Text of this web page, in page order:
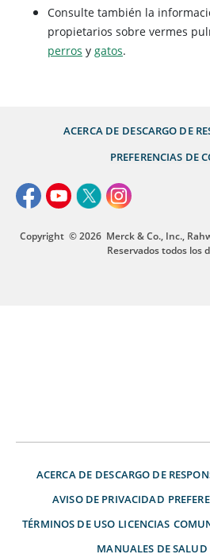
Consulte también la
propietarios sobre vermes
perros y gatos.
ACERCA DE DESCARGO DE
PREFERENCIAS DE
Copyright © 2026 Merck & Co., Inc.,
Reservados todos los
ACERCA DE DESCARGO DE
AVISO DE PRIVACIDAD
TÉRMINOS DE USO LICENCIAS
MANUALES DE